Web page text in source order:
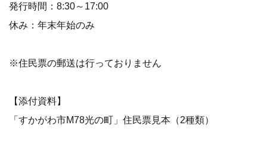
発行時間：8:30～17:00
休み：年末年始のみ
※住民票の郵送は行っておりません
【添付資料】
「すかがわ市M78光の町」住民票見本（2種類）